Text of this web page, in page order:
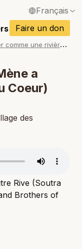
Français
/ Anglais
/ Espagnol
/ Allemand
/ Italien
Faire un don
C
hanter comme une rivière (Album)
a
Coeur)
des
Rive (Soutra
Brothers of